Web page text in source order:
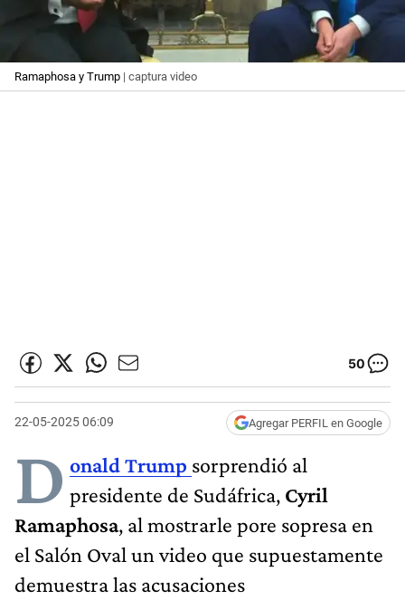
Ramaphosa y Trump | captura video
50
22-05-2025 06:09 Agregar PERFIL en Google
D onald Trump sorprendió al
presidente de Sudáfrica, Cyril
Ramaphosa, al mostrarle pore sopresa en
el Salón Oval un video que supuestamente
demuestra las acusaciones